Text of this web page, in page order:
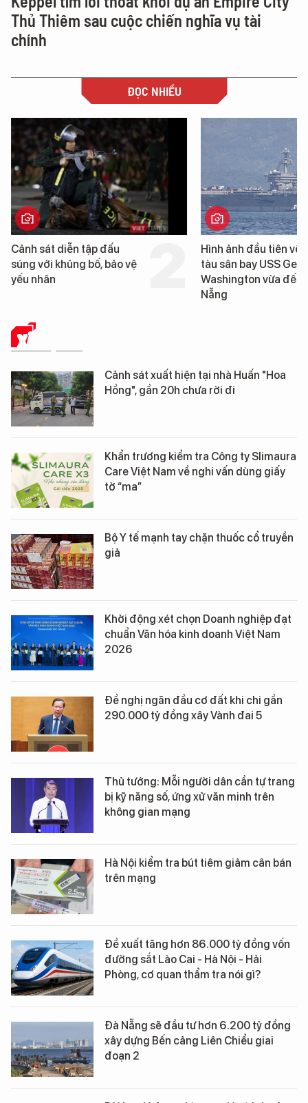
Thủ Thiêm sau cuộc chiến nghĩa vụ tài
chính
ĐỌC NHIỀU
Cảnh sát diễn tập đấu
súng với khủng bố, bảo vệ
yếu nhân
Hình ảnh đầu tiên về
tàu sân bay USS
Washington vừa đến
Nẵng
XÃ HỘI SỐ
Cảnh sát xuất hiện tại nhà Huấn "Hoa
Hồng", gần 20h chưa rời đi
Khẩn trương kiểm tra Công ty Slimaura
Care Việt Nam về nghi vấn dùng giấy
tờ “ma”
Bộ Y tế mạnh tay chặn thuốc cổ truyền
giả
Khởi động xét chọn Doanh nghiệp đạt
chuẩn Văn hóa kinh doanh Việt Nam
2026
Đề nghị ngăn đầu cơ đất khi chi gần
290.000 tỷ đồng xây Vành đai 5
Thủ tướng: Mỗi người dân cần tự trang
bị kỹ năng số, ứng xử văn minh trên
không gian mạng
Hà Nội kiểm tra bút tiêm giảm cân bán
trên mạng
Đề xuất tăng hơn 86.000 tỷ đồng vốn
đường sắt Lào Cai - Hà Nội - Hải
Phòng, cơ quan thẩm tra nói gì?
Đà Nẵng sẽ đầu tư hơn 6.200 tỷ đồng
xây dựng Bến cảng Liên Chiểu giai
đoạn 2